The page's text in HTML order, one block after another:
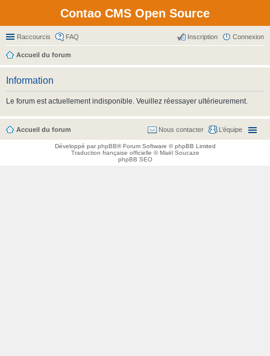
Contao CMS Open Source
Raccourcis FAQ Connexion
Inscription
Accueil du forum
Information
Le forum est actuellement indisponible. Veuillez réessayer ultérieurement.
Accueil du forum L’équipe
Nous contacter
Développé parphpBB® Forum Software © phpBB Limited
Traduction française officielle ©Maël Soucaze
phpBB SEO